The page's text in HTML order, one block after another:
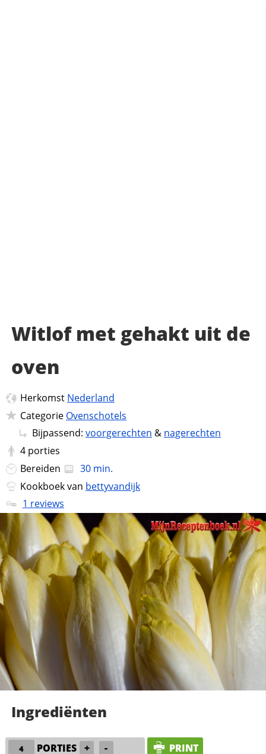
Witlof met gehakt uit de
oven
Herkomst Nederland
Categorie Ovenschotels
Bijpassend: voorgerechten & nagerechten
4 porties
Bereiden
30 min.
Kookboek van bettyvandijk
1 reviews
Ingrediënten
PORTIES + - PRINT